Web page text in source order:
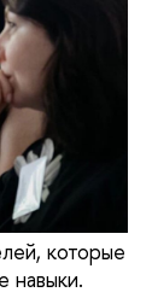
которые
навыки.